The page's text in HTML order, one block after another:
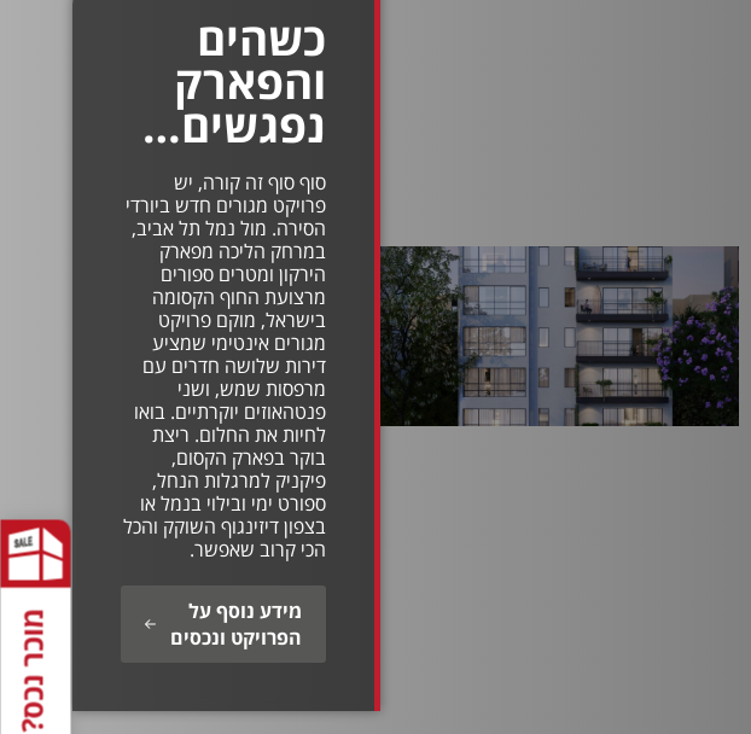
כשהים
והפארק
נפגשים…
סוף סוף זה קורה, יש
פרויקט מגורים חדש ביורדי
הסירה. מול נמל תל אביב,
במרחק הליכה מפארק
הירקון ומטרים ספורים
מרצועת החוף הקסומה
בישראל, מוקם פרויקט
מגורים אינטימי שמציע
דירות שלושה חדרים עם
מרפסות שמש, ושני
פנטהאוזים יוקרתיים. בואו
לחיות את החלום. ריצת
בוקר בפארק הקסום,
פיקניק למרגלות הנחל,
ספורט ימי ובילוי בנמל או
בצפון דיזינגוף השוקק והכל
הכי קרוב שאפשר.
מידע נוסף על
הפרויקט ונכסים
מוכר נכס?